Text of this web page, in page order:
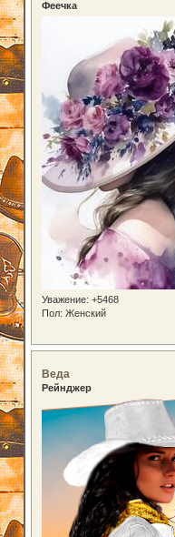
Феечка
Уважение: +5468
Пол: Женский
Веда
Рейнджер